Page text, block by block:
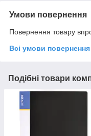
Умови повернення
Повернення товару
Всі умови повернення
Подібні товари